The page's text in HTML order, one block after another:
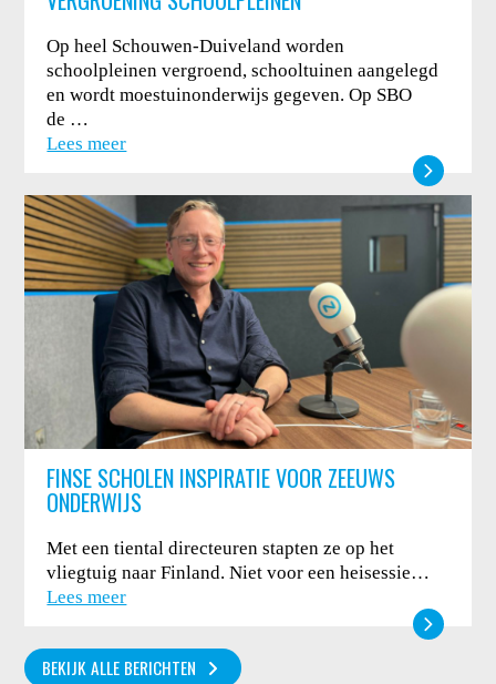
Op heel Schouwen-Duiveland worden
schoolpleinen vergroend, schooltuinen aangelegd
en wordt moestuinonderwijs gegeven. Op SBO
de …
Lees meer
FINSE SCHOLEN INSPIRATIE VOOR ZEEUWS
ONDERWIJS
Met een tiental directeuren stapten ze op het
vliegtuig naar Finland. Niet voor een heisessie…
Lees meer
BEKIJK ALLE BERICHTEN